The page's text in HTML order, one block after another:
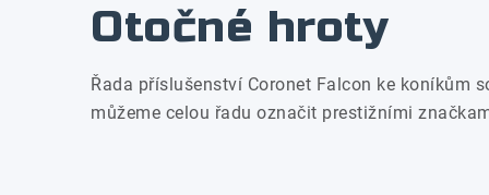
Otočné hroty
Řada příslušenství Coronet Falcon ke koníkům
můžeme celou řadu označit prestižními